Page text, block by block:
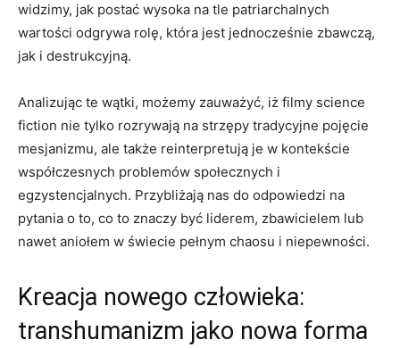
widzimy, jak postać wysoka na tle patriarchalnych
wartości odgrywa rolę, która jest jednocześnie zbawczą,
jak i destrukcyjną.
Analizując te wątki, możemy zauważyć, iż filmy science
fiction nie tylko rozrywają na strzępy tradycyjne pojęcie
mesjanizmu, ale także reinterpretują je w kontekście
współczesnych problemów społecznych i
egzystencjalnych. Przybliżają nas do odpowiedzi na
pytania o to, co to znaczy być liderem, zbawicielem lub
nawet aniołem w świecie pełnym chaosu i niepewności.
Kreacja nowego człowieka:
transhumanizm jako nowa forma